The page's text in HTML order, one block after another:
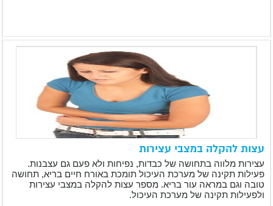
עצות להקלה במצבי עצירות
עצירות מלווה בתחושה של כבדות, נפיחות ולא פעם גם עצבנות.
פעילות תקינה של מערכת העיכול תומכת באורח חיים בריא, תחושה
טובה וגם במראה עור בריא. מספר עצות להקלה במצבי עצירות
ולפעילות תקינה של מערכת העיכול.